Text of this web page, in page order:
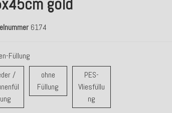
gold
6174
Füllung
/
Feder / Daunenfüllung
ohne
Füllung ohne Füllung
PES-
Vliesfüllu
ngPES-Vliesfüllung